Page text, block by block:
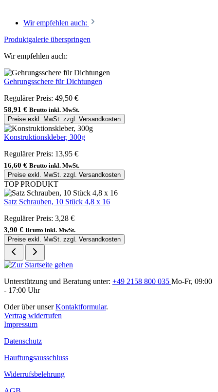
Wir empfehlen auch:
Produktgalerie überspringen
Wir empfehlen auch:
Gehrungsschere für Dichtungen
Regulärer Preis: 49,50 €
58,91 € Brutto inkl. MwSt.
Preise exkl. MwSt. zzgl. Versandkosten
Konstruktionskleber, 300g
Regulärer Preis: 13,95 €
16,60 € Brutto inkl. MwSt.
Preise exkl. MwSt. zzgl. Versandkosten
TOP PRODUKT
Satz Schrauben, 10 Stück 4,8 x 16
Regulärer Preis: 3,28 €
3,90 € Brutto inkl. MwSt.
Preise exkl. MwSt. zzgl. Versandkosten
Unterstützung und Beratung unter: +49 2158 800 035 Mo-Fr, 09:00
- 17:00 Uhr
Oder über unserKontaktformular.
Vertrag widerrufen
Impressum
Datenschutz
Hauftungsausschluss
Widerrufsbelehrung